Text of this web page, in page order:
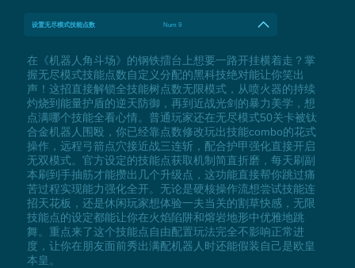
设置无尽模式技能点数 Num 9
在《机器人角斗场》的钢铁擂台上想要一路开挂横着走？掌
握无尽模式技能点数自定义分配的黑科技绝对能让你笑出
声！这招直接解锁全技能树点数无限模式，从喷火器的持续
灼烧到能量护盾的逆天防御，再到近战光剑的暴力美学，想
点满哪个技能全看心情。普通玩家还在无尽模式50关卡被钛
合金机器人围殴，你已经靠点数修改玩出技能combo的花式
操作，远程弓箭点穴接近战三连斩，配合护甲强化直接开启
无双模式。官方设定的技能点获取机制简直折磨，每天刷副
本刷到手抽筋才能攒出几个升级点，这功能直接帮你跳过痛
苦过程实现能力强化全开。无论是硬核操作流想尝试技能连
招天花板，还是休闲玩家想体验一夫当关的割草快感，无限
技能点的设定都能让你在火焰陷阱和熔岩地形中优雅地跳
舞。重点来了这个技能点自由配置玩法完全不影响正常进
度，让你在朋友面前秀出满配机器人时还能假装自己是欧皇
本皇。